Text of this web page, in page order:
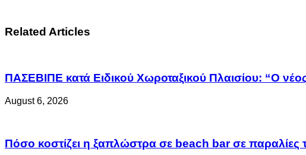
Related Articles
ΠΑΣΕΒΙΠΕ κατά Ειδικού Χωροταξικού Πλαισίου: “Ο
August 6, 2026
Πόσο κοστίζει η ξαπλώστρα σε beach bar σε παραλίες